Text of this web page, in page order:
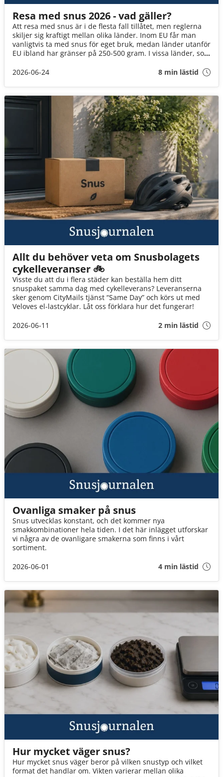
Resa med snus 2026 - vad gäller?
Att resa med snus är i de flesta fall tillåtet, men reglerna
skiljer sig kraftigt mellan olika länder. Inom EU får man
vanligtvis ta med snus för eget bruk, medan länder utanför
EU ibland har gränser på 250-500 gram. I vissa länder, som
2026-06-24
8 min lästid
Allt du behöver veta om Snusbolagets
cykelleveranser 🚲
Visste du att du i flera städer kan beställa hem ditt
snuspaket samma dag med cykelleverans? Leveranserna
sker genom CityMails tjänst “Same Day” och körs ut med
Veloves el-lastcyklar. Låt oss förklara hur det fungerar!
2026-06-11
2 min lästid
Ovanliga smaker på snus
Snus utvecklas konstant, och det kommer nya
smakkombinationer hela tiden. I det här inlägget utforskar
vi några av de ovanligare smakerna som finns i vårt
sortiment.
2026-06-01
4 min lästid
Hur mycket väger snus?
Hur mycket snus väger beror på vilken snustyp och vilket
format det handlar om. Vikten varierar mellan olika